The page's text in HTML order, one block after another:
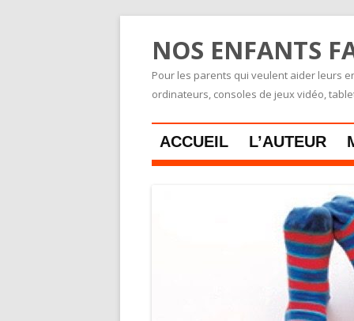
NOS ENFANTS
Pour les parents qui veulent aider leurs
ordinateurs, consoles de jeux vidéo,
ACCUEIL L’AUTEUR